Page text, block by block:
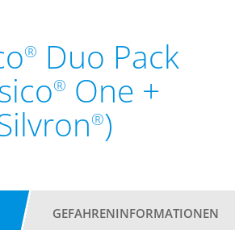
® Duo Pack
® One +
®)
GEFAHRENINFORMATIONEN